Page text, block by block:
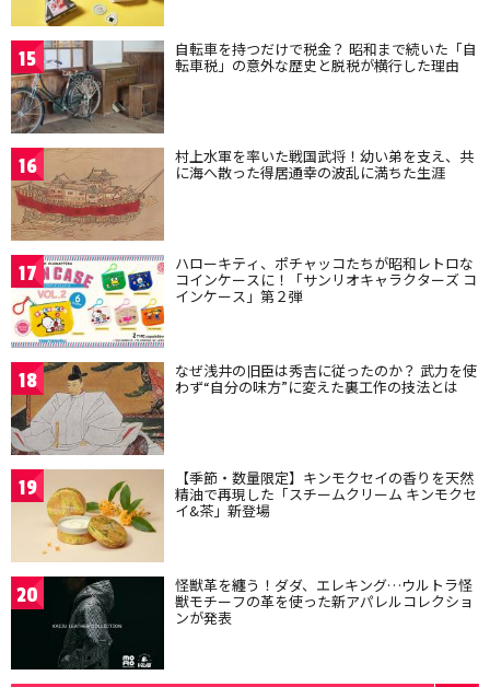
15 自転車を持つだけで税金？ 昭和まで続いた「自
転車税」の意外な歴史と脱税が横行した理由
16 村上水軍を率いた戦国武将！幼い弟を支え、共
に海へ散った得居通幸の波乱に満ちた生涯
17 ハローキティ、ポチャッコたちが昭和レトロな
コインケースに！「サンリオキャラクターズ コ
インケース」第２弾
18 なぜ浅井の旧臣は秀吉に従ったのか？ 武力を使
わず“自分の味方”に変えた裏工作の技法とは
19 【季節・数量限定】キンモクセイの香りを天然
精油で再現した「スチームクリーム キンモクセ
イ&茶」新登場
20 怪獣革を纏う！ダダ、エレキング…ウルトラ怪
獣モチーフの革を使った新アパレルコレクショ
ンが発表